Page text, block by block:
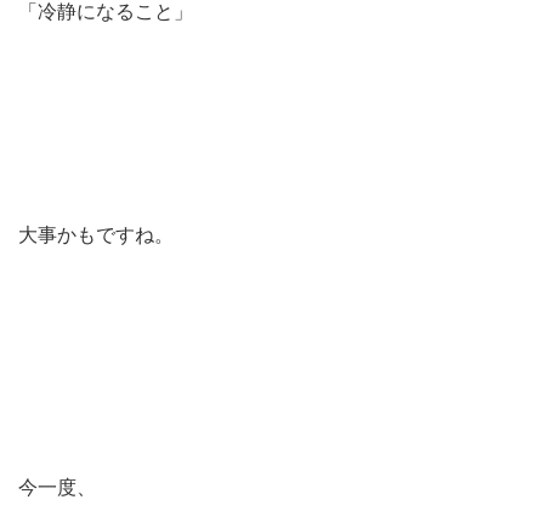
「冷静になること」
大事かもですね。
今一度、